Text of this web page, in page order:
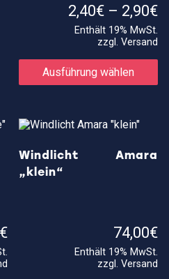
der
Produktseite
gewählt
2,40€ – 2,90€
Enthält 19% MwSt.
zzgl. Versand
Ausführung wählen
€Preisspanne:
2,40€
bis
2,90€
Windlicht Amara
„klein“
74,00€
Enthält 19% MwSt.
zzgl. Versand